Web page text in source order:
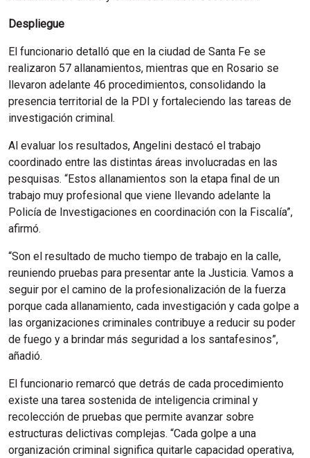
Despliegue
El funcionario detalló que en la ciudad de Santa Fe se
realizaron 57 allanamientos, mientras que en Rosario se
llevaron adelante 46 procedimientos, consolidando la
presencia territorial de la PDI y fortaleciendo las tareas de
investigación criminal.
Al evaluar los resultados, Angelini destacó el trabajo
coordinado entre las distintas áreas involucradas en las
pesquisas. “Estos allanamientos son la etapa final de un
trabajo muy profesional que viene llevando adelante la
Policía de Investigaciones en coordinación con la Fiscalía”,
afirmó.
“Son el resultado de mucho tiempo de trabajo en la calle,
reuniendo pruebas para presentar ante la Justicia. Vamos a
seguir por el camino de la profesionalización de la fuerza
porque cada allanamiento, cada investigación y cada golpe a
las organizaciones criminales contribuye a reducir su poder
de fuego y a brindar más seguridad a los santafesinos”,
añadió.
El funcionario remarcó que detrás de cada procedimiento
existe una tarea sostenida de inteligencia criminal y
recolección de pruebas que permite avanzar sobre
estructuras delictivas complejas. “Cada golpe a una
organización criminal significa quitarle capacidad operativa,